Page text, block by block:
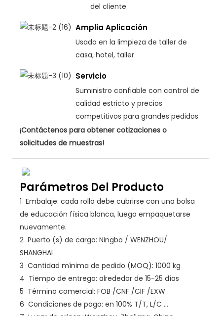
del cliente
Amplia Aplicación
Usado en la limpieza de taller de
casa, hotel, taller
Servicio
Suministro confiable con control de
calidad estricto y precios
competitivos para grandes pedidos
¡Contáctenos para obtener cotizaciones o
solicitudes de muestras!
Parámetros Del Producto
1 Embalaje: cada rollo debe cubrirse con una bolsa
de educación física blanca, luego empaquetarse
nuevamente.
2 Puerto (s) de carga: Ningbo / WENZHOU/
SHANGHAI
3 Cantidad mínima de pedido (MOQ): 1000 kg
4 Tiempo de entrega: alrededor de 15-25 días
5 Término comercial: FOB /CNF /CIF /EXW
6 Condiciones de pago: en 100% T/T, L/C ...